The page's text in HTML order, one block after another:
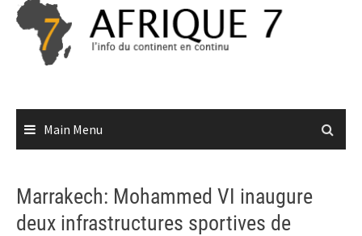
Skip
content
Main Menu
Marrakech: Mohammed VI inaugure
deux infrastructures sportives de